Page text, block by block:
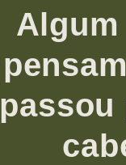
passou